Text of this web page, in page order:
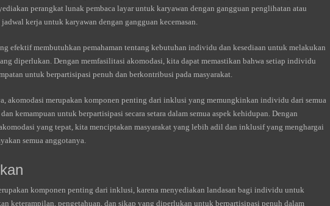
perangkat lunak pembaca layar untuk karyawan dengan gangguan penglihatan atau
kerja untuk karyawan dengan gangguan kecemasan.
efektif membutuhkan pemahaman tentang kebutuhan individu dan kesediaan untuk melakukan
diperlukan. Dengan memfasilitasi akomodasi, kita dapat memastikan bahwa setiap individu
untuk berpartisipasi penuh dan berkontribusi pada masyarakat.
akomodasi merupakan komponen penting dari inklusi yang memungkinkan individu dari semua
kemampuan untuk berpartisipasi secara setara dalam semua aspek kehidupan. Dengan
yang tepat, kita menciptakan masyarakat yang lebih adil dan inklusif yang menghargai
semua anggotanya.
komponen penting dari inklusi, karena menyediakan landasan bagi individu untuk
keterampilan, pengetahuan, dan sikap yang diperlukan untuk berpartisipasi penuh dalam